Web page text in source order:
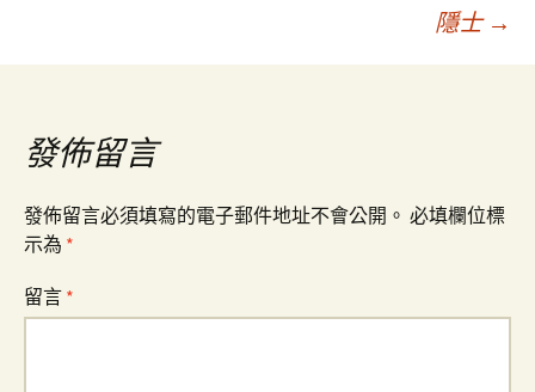
導
覽
隱士 →
發佈留言
發佈留言必須填寫的電子郵件地址不會公開。 必填欄位標
示為 *
留言 *